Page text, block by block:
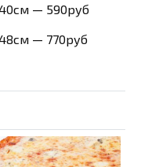
40см — 590руб
48см — 770руб